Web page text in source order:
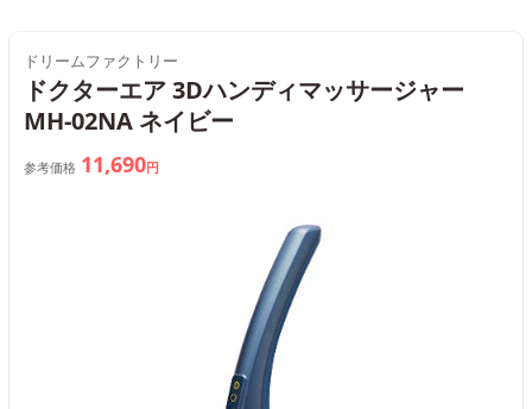
ドリームファクトリー
ドクターエア 3Dハンディマッサージャー
MH-02NA ネイビー
参考価格 11,690円